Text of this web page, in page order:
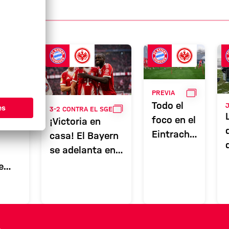
3-2 CONTRA EL SGEGALERÍA
¡Victoria en
casa! El Bayern
se adelanta en
PREVIA GALERÍA
Todo el
foco en el
Eintracht: